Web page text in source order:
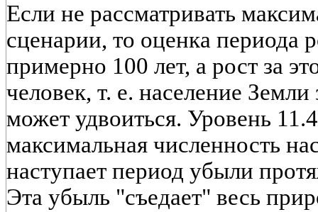
Если не рассматривать
сценарии, то оценка периода
примерно 100 лет, а рост за
человек, т. е. население
может удвоиться. Уровень
максимальная численность
наступает период убыли
Эта убыль "съедает" весь